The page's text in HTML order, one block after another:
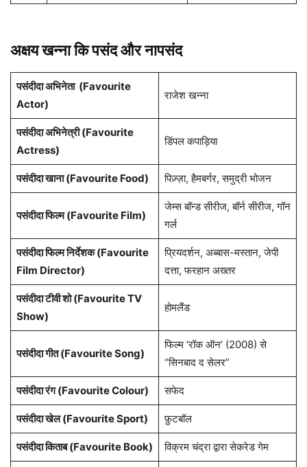
अक्षय खन्ना कि पसंद और नापसंद
पसंदीदा अभिनेता (Favourite
Actor)
राजेश खन्ना
पसंदीदा अभिनेत्री (Favourite
Actress)
डिंपल कपाड़िया
पसंदीदा खाना (Favourite Food) पिज़्ज़ा, हैमबर्गर, समुद्री भोजन
पसंदीदा फिल्म (Favourite Film)
जेम्स बॉन्ड सीरीज, बॉर्न सीरीज, गॉन
गर्ल
पसंदीदा फिल्म निर्देशक (Favourite
Film Director)
प्रियदर्शन, अब्बास-मस्तान, जेपी
दत्ता, फरहान अख्तर
पसंदीदा टीवी शो (Favourite TV
Show)
होमलैंड
पसंदीदा गीत (Favourite Song)
फिल्म ‘रॉक ऑन’ (2008) से
“सिनबाद द सेलर”
पसंदीदा रंग (Favourite Colour) सफेद
पसंदीदा खेल (Favourite Sport) फ़ुटबॉल
पसंदीदा किताब (Favourite Book) विक्रम चंद्रा द्वारा सेकरेड गेम